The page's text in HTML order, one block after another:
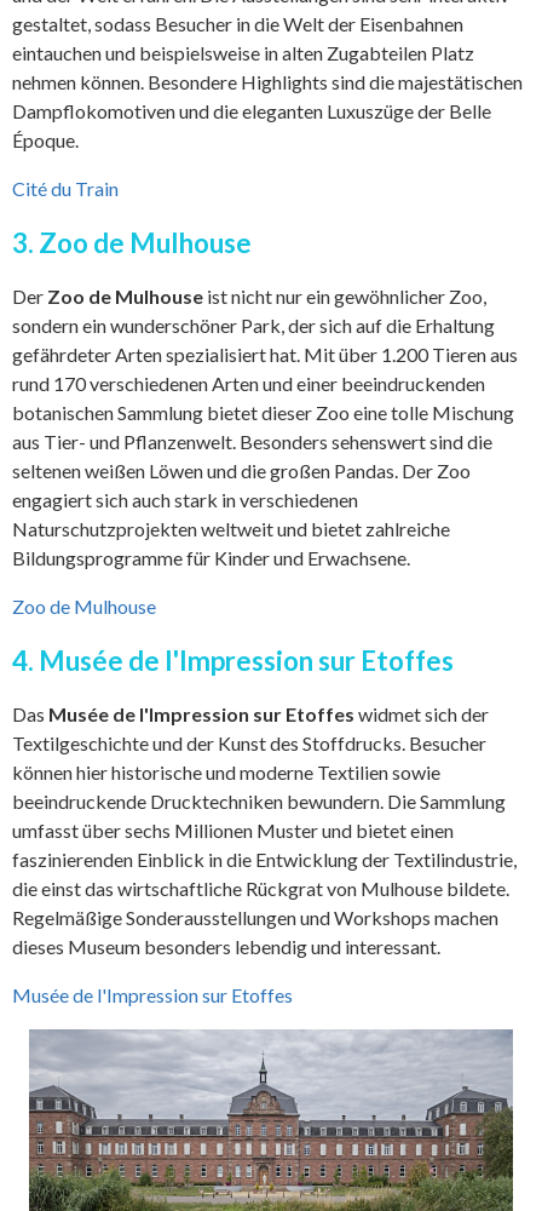
gestaltet, sodass Besucher in die Welt der Eisenbahnen
eintauchen und beispielsweise in alten Zugabteilen Platz
nehmen können. Besondere Highlights sind die majestätischen
Dampflokomotiven und die eleganten Luxuszüge der Belle
Époque.
Cité du Train
3. Zoo de Mulhouse
Der Zoo de Mulhouse ist nicht nur ein gewöhnlicher Zoo,
sondern ein wunderschöner Park, der sich auf die Erhaltung
gefährdeter Arten spezialisiert hat. Mit über 1.200 Tieren aus
rund 170 verschiedenen Arten und einer beeindruckenden
botanischen Sammlung bietet dieser Zoo eine tolle Mischung
aus Tier- und Pflanzenwelt. Besonders sehenswert sind die
seltenen weißen Löwen und die großen Pandas. Der Zoo
engagiert sich auch stark in verschiedenen
Naturschutzprojekten weltweit und bietet zahlreiche
Bildungsprogramme für Kinder und Erwachsene.
Zoo de Mulhouse
4. Musée de l'Impression sur Etoffes
Das Musée de l'Impression sur Etoffes widmet sich der
Textilgeschichte und der Kunst des Stoffdrucks. Besucher
können hier historische und moderne Textilien sowie
beeindruckende Drucktechniken bewundern. Die Sammlung
umfasst über sechs Millionen Muster und bietet einen
faszinierenden Einblick in die Entwicklung der Textilindustrie,
die einst das wirtschaftliche Rückgrat von Mulhouse bildete.
Regelmäßige Sonderausstellungen und Workshops machen
dieses Museum besonders lebendig und interessant.
Musée de l'Impression sur Etoffes